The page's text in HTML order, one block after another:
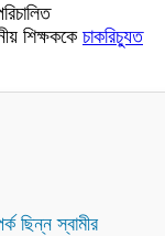
শিক্ষককে চাকরিচ্যুত
ছিন্ন স্বামীর